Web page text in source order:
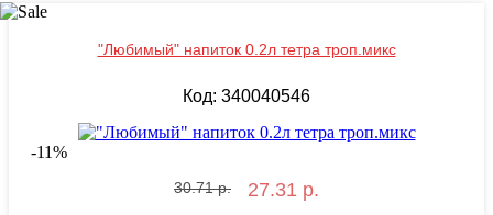
"Любимый" напиток 0.2л тетра троп.микс
Код: 340040546
-11%
30.71 р. 27.31 р.